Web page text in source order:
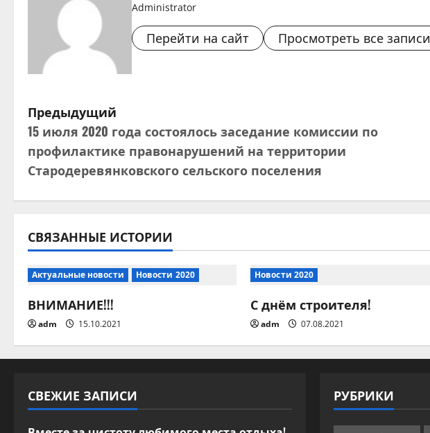
Administrator
Перейти на сайт Просмотреть все записи
Н
а
в
и
г
а
ц
и
я
о
Предыдущий
15 июля 2020 года состоялось заседание комиссии по
профилактике правонарушений на территории
Стародеревянковского сельского поселения
СВЯЗАННЫЕ ИСТОРИИ
Актуальные новости Новости 2020
ВНИМАНИЕ!!!
adm 15.10.2021
Новости 2020
С днём строителя!
adm 07.08.2021
СВЕЖИЕ ЗАПИСИ РУБРИКИ